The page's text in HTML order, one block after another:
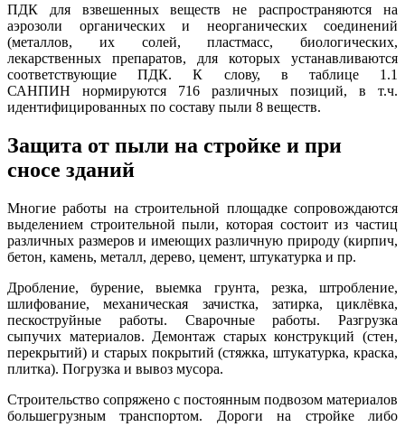
ПДК для взвешенных веществ не распространяются на
аэрозоли органических и неорганических соединений
(металлов, их солей, пластмасс, биологических,
лекарственных препаратов, для которых устанавливаются
соответствующие ПДК. К слову, в таблице 1.1
САНПИН нормируются 716 различных позиций, в т.ч.
идентифицированных по составу пыли 8 веществ.
Защита от пыли на стройке и при
сносе зданий
Многие работы на строительной площадке сопровождаются
выделением строительной пыли, которая состоит из частиц
различных размеров и имеющих различную природу (кирпич,
бетон, камень, металл, дерево, цемент, штукатурка и пр.
Дробление, бурение, выемка грунта, резка, штробление,
шлифование, механическая зачистка, затирка, циклёвка,
пескоструйные работы. Сварочные работы. Разгрузка
сыпучих материалов. Демонтаж старых конструкций (стен,
перекрытий) и старых покрытий (стяжка, штукатурка, краска,
плитка). Погрузка и вывоз мусора.
Строительство сопряжено с постоянным подвозом материалов
большегрузным транспортом. Дороги на стройке либо